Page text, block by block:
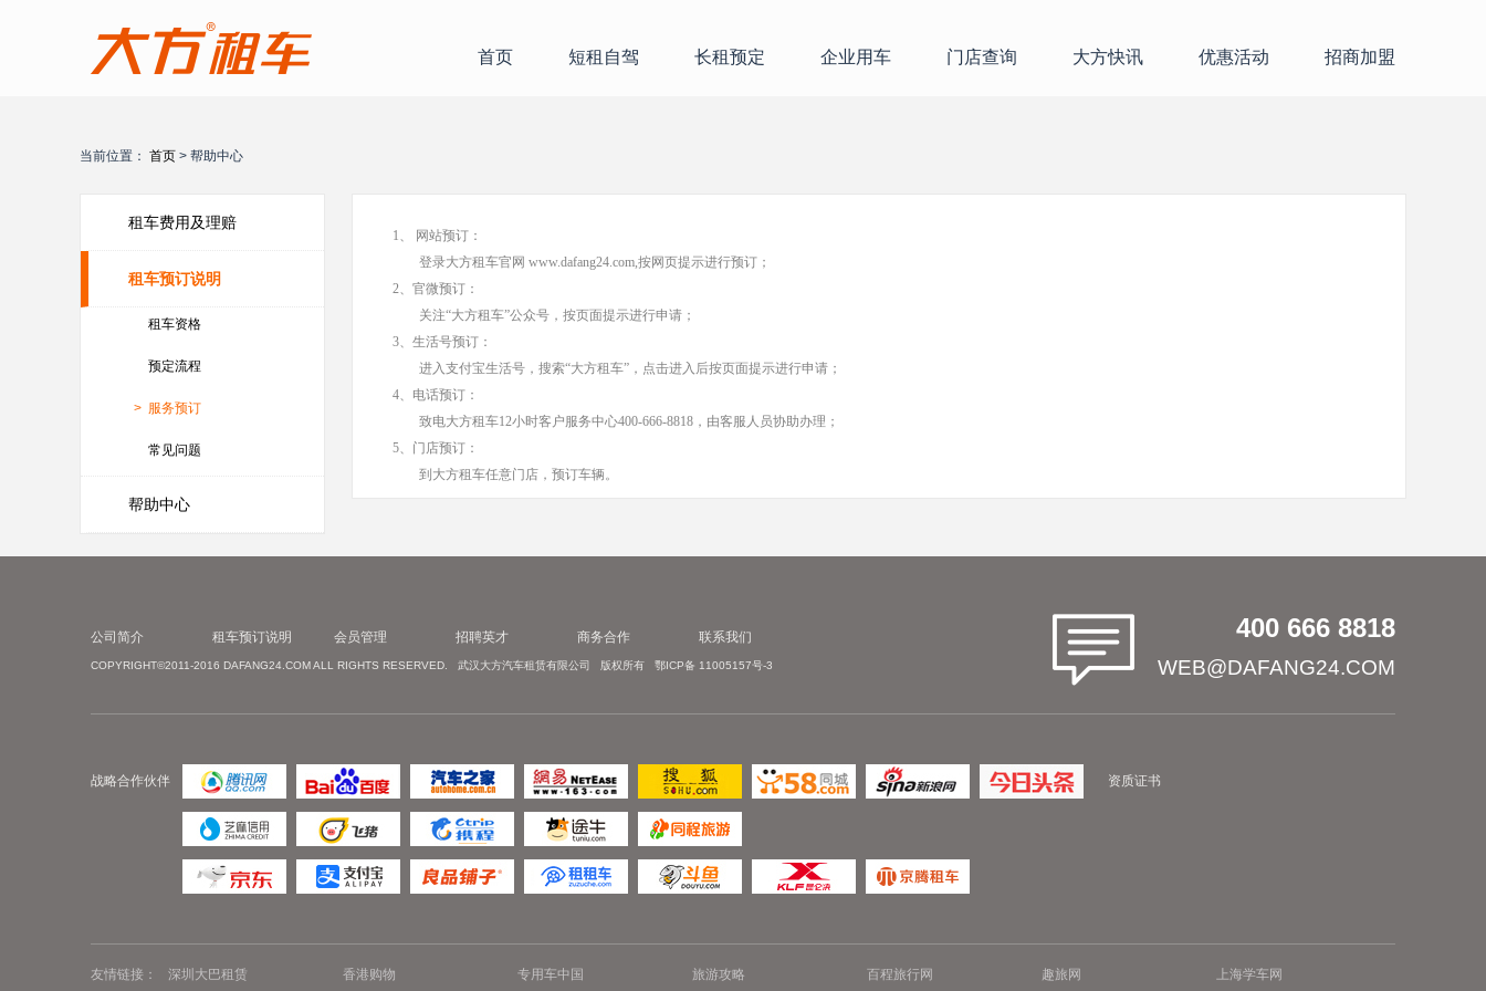
首页 短租自驾 长租预定 企业用车 门店查询 大方快讯 优惠活动 招商加盟
当前位置： 首页 > 帮助中心
租车费用及理赔
租车预订说明
租车资格
预定流程
> 服务预订
常见问题
帮助中心
1、 网站预订：
登录大方租车官网 www.dafang24.com,按网页提示进行预订；
2、官微预订：
关注“大方租车”公众号，按页面提示进行申请；
3、生活号预订：
进入支付宝生活号，搜索“大方租车”，点击进入后按页面提示进行申请；
4、电话预订：
致电大方租车12小时客户服务中心400-666-8818，由客服人员协助办理；
5、门店预订：
到大方租车任意门店，预订车辆。
公司简介 租车预订说明 会员管理 招聘英才 商务合作 联系我们
COPYRIGHT©2011-2016 DAFANG24.COM ALL RIGHTS RESERVED. 武汉大方汽车租赁有限公司 版权所有 鄂ICP备 11005157号-3
400 666 8818
WEB@DAFANG24.COM
战略合作伙伴 资质证书
友情链接： 深圳大巴租赁 香港购物 专用车中国 旅游攻略 百程旅行网 趣旅网 上海学车网